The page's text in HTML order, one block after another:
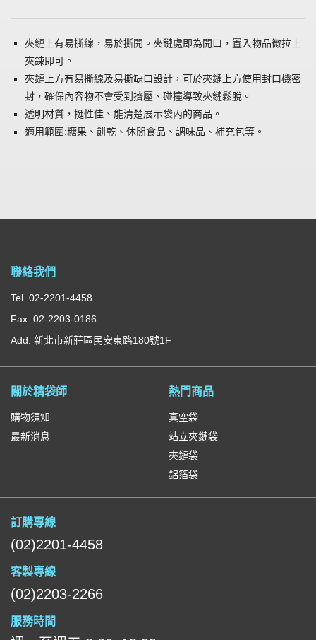
夾鏈上有易撕線，易於撕開。夾鏈處即為開口，置入物品微拉上
夾鋉即可。
夾鏈上方有易撕線及易撕缺口設計，可於夾鏈上方使用封口機密
封，確保內容物不會受到擠壓、碰撞導致夾鏈鬆脫。
透明材質，挺性佳、能清楚展示袋內的商品。
適用範圍:糖果、餅乾、休閒食品、調味品、補充包等。
聯絡我們
Tel. 02-2201-4458
Fax. 02-2203-0186
Add. 新北市新莊區民安東路180號1F
關於精袋師
購物須知
最新消息
熱門商品
真空袋
站立夾鏈袋
夾鏈袋
鋁箔袋
訂購專線
(02)2201-4458
客製專線
(02)2203-2266
服務時間